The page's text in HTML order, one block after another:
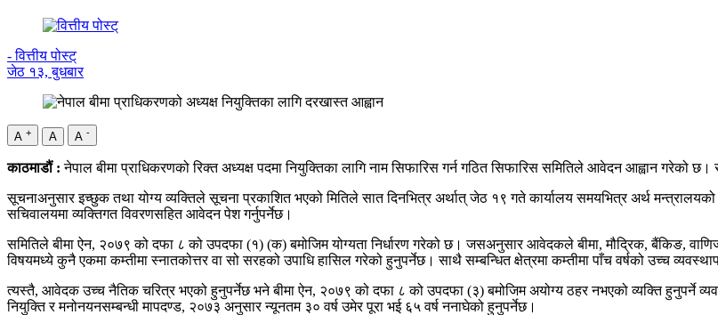
- वित्तीय पोस्ट्
जेठ १३, बुधबार
A + A A -
काठमाडौं : नेपाल बीमा प्राधिकरणको रिक्त अध्यक्ष पदमा नियुक्तिका लागि नाम सिफारिस गर्न गठित सिफारिस समितिले आवेदन आह्वान गरेको
सूचनाअनुसार इच्छुक तथा योग्य व्यक्तिले सूचना प्रकाशित भएको मितिले सात दिनभित्र अर्थात् जेठ १९ गते कार्यालय समयभित्र अर्थ मन्त्रालयको
सचिवालयमा व्यक्तिगत विवरणसहित आवेदन पेश गर्नुपर्नेछ।
समितिले बीमा ऐन, २०७९ को दफा ८ को उपदफा (१) (क) बमोजिम योग्यता निर्धारण गरेको छ। जसअनुसार आवेदकले बीमा, मौद्रिक, बैंकिङ,
विषयमध्ये कुनै एकमा कम्तीमा स्नातकोत्तर वा सो सरहको उपाधि हासिल गरेको हुनुपर्नेछ। साथै सम्बन्धित क्षेत्रमा कम्तीमा पाँच वर्षको उच्च
त्यस्तै, आवेदक उच्च नैतिक चरित्र भएको हुनुपर्नेछ भने बीमा ऐन, २०७९ को दफा ८ को उपदफा (३) बमोजिम अयोग्य ठहर नभएको व्यक्ति हुनुपर्ने
नियुक्ति र मनोनयनसम्बन्धी मापदण्ड, २०७३ अनुसार न्यूनतम ३० वर्ष उमेर पूरा भई ६५ वर्ष ननाघेको हुनुपर्नेछ।